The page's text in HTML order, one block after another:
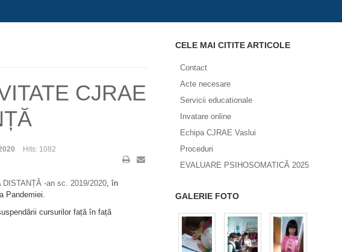
CJRAE
Hits: 1082
-an sc. 2019/2020, în
Pandemiei.
cursurilor față în față
CELE MAI CITITE ARTICOLE
Contact
Acte necesare
Servicii educationale
Invatare online
Echipa CJRAE Vaslui
Proceduri
EVALUARE PSIHOSOMATICĂ 2025
GALERIE FOTO